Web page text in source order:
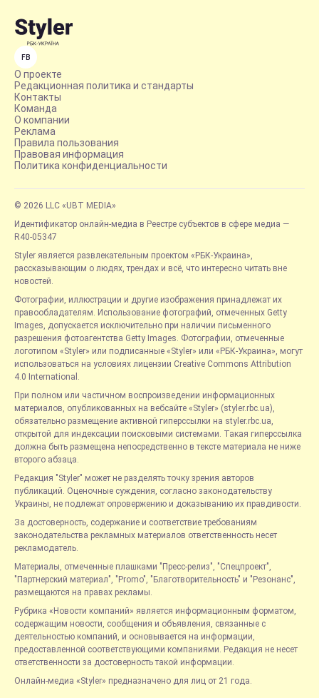
FB
О проекте
Редакционная политика и стандарты
Контакты
Команда
О компании
Реклама
Правила пользования
Правовая информация
Политика конфиденциальности
© 2026 LLC «UBT MEDIA»
Идентификатор онлайн-медиа в Реестре субъектов в сфере медиа —
R40-05347
Styler является развлекательным проектом «РБК-Украина»,
рассказывающим о людях, трендах и всё, что интересно читать вне
новостей.
Фотографии, иллюстрации и другие изображения принадлежат их
правообладателям. Использование фотографий, отмеченных Getty
Images, допускается исключительно при наличии письменного
разрешения фотоагентства Getty Images. Фотографии, отмеченные
логотипом «Styler» или подписанные «Styler» или «РБК-Украина», могут
использоваться на условиях лицензии Creative Commons Attribution
4.0 International.
При полном или частичном воспроизведении информационных
материалов, опубликованных на вебсайте «Styler» (styler.rbc.ua),
обязательно размещение активной гиперссылки на styler.rbc.ua,
открытой для индексации поисковыми системами. Такая гиперссылка
должна быть размещена непосредственно в тексте материала не ниже
второго абзаца.
Редакция "Styler" может не разделять точку зрения авторов
публикаций. Оценочные суждения, согласно законодательству
Украины, не подлежат опровержению и доказыванию их правдивости.
За достоверность, содержание и соответствие требованиям
законодательства рекламных материалов ответственность несет
рекламодатель.
Материалы, отмеченные плашками "Пресс-релиз", "Спецпроект",
"Партнерский материал", "Promo", "Благотворительность" и "Резонанс",
размещаются на правах рекламы.
Рубрика «Новости компаний» является информационным форматом,
содержащим новости, сообщения и объявления, связанные с
деятельностью компаний, и основывается на информации,
предоставленной соответствующими компаниями. Редакция не несет
ответственности за достоверность такой информации.
Онлайн-медиа «Styler» предназначено для лиц от 21 года.